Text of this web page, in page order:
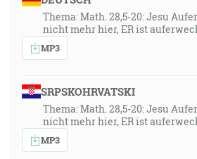
Thema: Math. 28,5-20: Jesu
nicht mehr hier, ER ist
MP3
SRPSKOHRVATSKI
Thema: Math. 28,5-20: Jesu
nicht mehr hier, ER ist
MP3